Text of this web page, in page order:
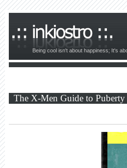
Being cool isn't about happiness; It's
The X-Men Guide to Puberty